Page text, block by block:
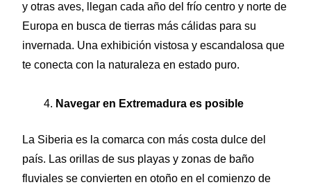
y otras aves, llegan cada año del frío centro y norte de
Europa en busca de tierras más cálidas para su
invernada. Una exhibición vistosa y escandalosa que
te conecta con la naturaleza en estado puro.
Navegar en Extremadura es posible
La Siberia es la comarca con más costa dulce del
país. Las orillas de sus playas y zonas de baño
fluviales se convierten en otoño en el comienzo de